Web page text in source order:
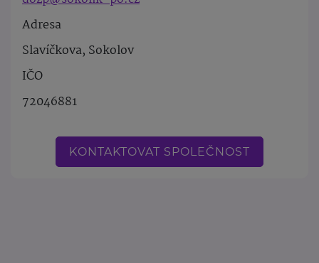
Adresa
Slavíčkova, Sokolov
IČO
72046881
KONTAKTOVAT SPOLEČNOST